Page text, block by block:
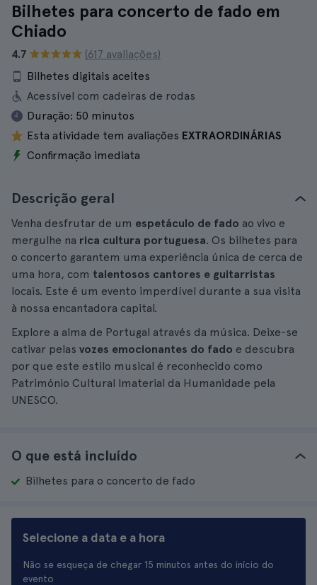
Bilhetes para concerto de fado em
Chiado
4.7
(617 avaliações)
Bilhetes digitais aceites
Acessível com cadeiras de rodas
Duração: 50 minutos
Esta atividade tem avaliações EXTRAORDINÁRIAS
Confirmação imediata
Descrição geral
Venha desfrutar de um espetáculo de fado ao vivo e
mergulhe na rica cultura portuguesa. Os bilhetes para
o concerto garantem uma experiência única de cerca de
uma hora, com talentosos cantores e guitarristas
locais. Este é um evento imperdível durante a sua visita
à nossa encantadora capital.
Explore a alma de Portugal através da música. Deixe-se
cativar pelas vozes emocionantes do fado e descubra
por que este estilo musical é reconhecido como
Património Cultural Imaterial da Humanidade pela
UNESCO.
O que está incluído
Bilhetes para o concerto de fado
Selecione a data e a hora
Não se esqueça de chegar 15 minutos antes do início do
evento